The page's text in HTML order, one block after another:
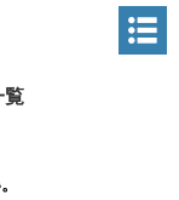
覧